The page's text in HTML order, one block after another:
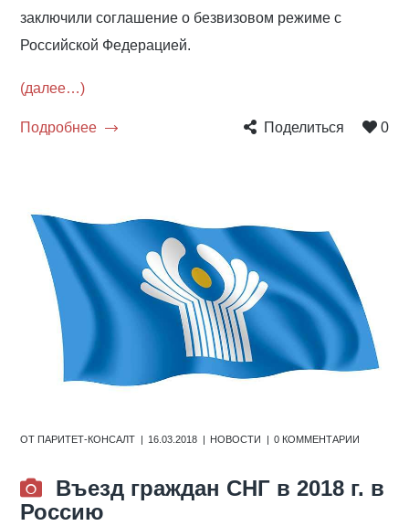
заключили соглашение о безвизовом режиме с
Российской Федерацией.
(далее…)
Подробнее Поделиться 0
ОТПАРИТЕТ-КОНСАЛТ 16.03.2018 НОВОСТИ 0 КОММЕНТАРИИ
Въезд граждан СНГ в 2018 г. в
Россию